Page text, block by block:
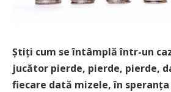
Știți cum se întâmplă într-un
jucător pierde, pierde, pierde,
fiecare dată mizele, în